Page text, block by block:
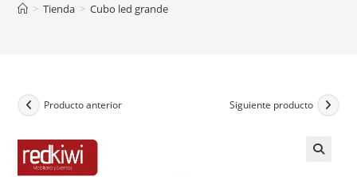
Contacto
> Tienda > Cubo led grande
Producto anterior Siguiente producto